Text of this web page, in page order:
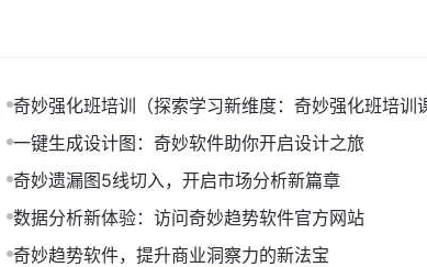
奇妙强化班培训（探索学习新维度：奇妙强化班培训
绍）
一键生成设计图：奇妙软件助你开启设计之旅
奇妙遗漏图5线切入，开启市场分析新篇章
数据分析新体验：访问奇妙趋势软件官方网站
奇妙趋势软件，提升商业洞察力的新法宝